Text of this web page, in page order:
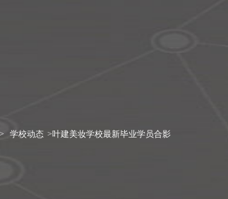
> 学校动态 >叶建美妆学校最新毕业学员合影